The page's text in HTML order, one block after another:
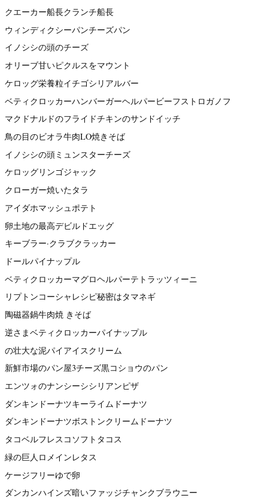
クエーカー船長クランチ船長
ウィンディクシーパンチーズパン
イノシシの頭のチーズ
オリーブ甘いピクルスをマウント
ケロッグ栄養粒イチゴシリアルバー
ベティクロッカーハンバーガーヘルパービーフストロガノフ
マクドナルドのフライドチキンのサンドイッチ
鳥の目のビオラ牛肉LO焼きそば
イノシシの頭ミュンスターチーズ
ケロッグリンゴジャック
クローガー焼いたタラ
アイダホマッシュポテト
卵土地の最高デビルドエッグ
キーブラー·クラブクラッカー
ドールパイナップル
ベティクロッカーマグロヘルパーテトラッツィーニ
リプトンコーシャレシピ秘密はタマネギ
陶磁器鍋牛肉焼 きそば
逆さまベティクロッカーパイナップル
の壮大な泥パイアイスクリーム
新鮮市場のパン屋3チーズ黒コショウのパン
エンツォのナンシーシシリアンピザ
ダンキンドーナツキーライムドーナツ
ダンキンドーナツボストンクリームドーナツ
タコベルフレスコソフトタコス
緑の巨人ロメインレタス
ケージフリーゆで卵
ダンカンハインズ暗いファッジチャンクブラウニー